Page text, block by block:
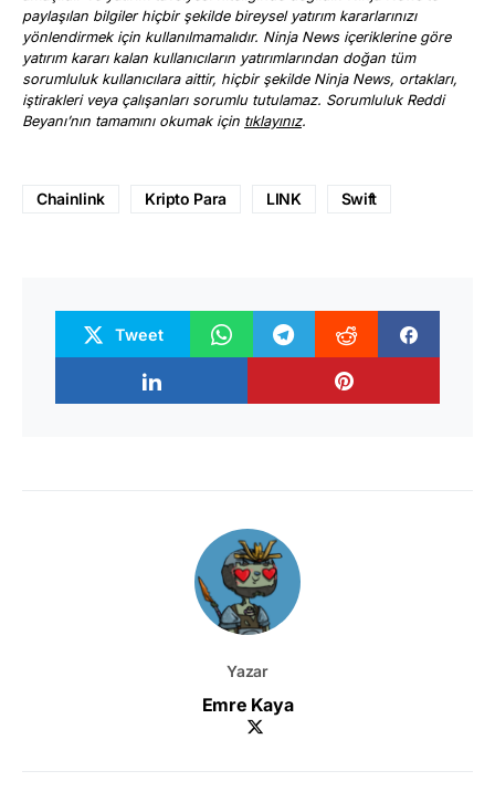
paylaşılan bilgiler hiçbir şekilde bireysel yatırım kararlarınızı
yönlendirmek için kullanılmamalıdır. Ninja News içeriklerine göre
yatırım kararı kalan kullanıcıların yatırımlarından doğan tüm
sorumluluk kullanıcılara aittir, hiçbir şekilde Ninja News, ortakları,
iştirakleri veya çalışanları sorumlu tutulamaz. Sorumluluk Reddi
Beyanı’nın tamamını okumak için tıklayınız.
Chainlink Kripto Para LINK Swift
Tweet
Yazar
Emre Kaya